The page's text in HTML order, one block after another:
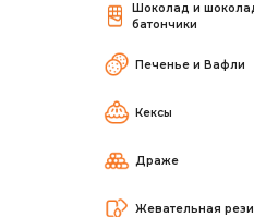
Шоколад и
батончики
Печенье и Вафли
Кексы
Драже
Жевательная